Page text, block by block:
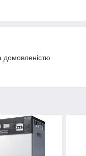
домовленістю